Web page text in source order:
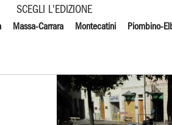
SCEGLI L'EDIZIONE
Massa-Carrara Montecatini Piombino-